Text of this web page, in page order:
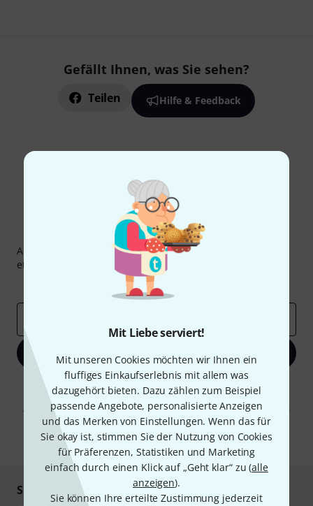
Mit Liebe serviert!
Mit unseren Cookies möchten wir Ihnen ein
fluffiges Einkaufserlebnis mit allem was
dazugehört bieten. Dazu zählen zum Beispiel
passende Angebote, personalisierte Anzeigen
und das Merken von Einstellungen. Wenn das für
Sie okay ist, stimmen Sie der Nutzung von Cookies
für Präferenzen, Statistiken und Marketing
einfach durch einen Klick auf „Geht klar“ zu (alle
anzeigen).
Sie können Ihre erteilte Zustimmung jederzeit
Gefällt Ihnen, was Sie sehen?
Teilen Hilfe & Feedback
Thomann Newsletter
Abonniere den Thomann Newsletter und gewinne mit
etwas Glück einen von
50 Gutscheinen
Inspirierende Beiträge
Jetzt anmelden
Mit Klick auf „Jetzt anmelden“ stimmen Sie dem Erhalt von E-Mail-
Werbung und einer Messung des E-Mail-Nutzungsverhaltens zu. Die
Abmeldung ist jederzeit möglich. Weitere Informationen finden Sie in
unserenDatenschutzhinweisen.
* Pflichtfeld
Sicher einkaufen & bezahlen